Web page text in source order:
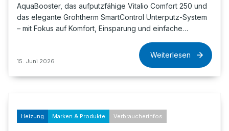
AquaBooster, das aufputzfähige Vitalio Comfort 250 und
das elegante Grohtherm SmartControl Unterputz-System
– mit Fokus auf Komfort, Einsparung und einfache…
15. Juni 2026
Weiterlesen
Heizung Marken & Produkte Verbraucherinfos